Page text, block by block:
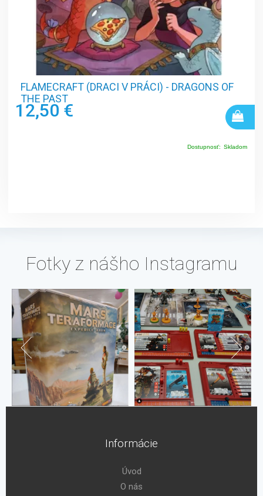
FLAMECRAFT (DRACI V PRÁCI) - DRAGONS OF
THE PAST
12,50 €
Dostupnosť: Skladom
Fotky z nášho Instagramu
Informácie
Úvod
O nás